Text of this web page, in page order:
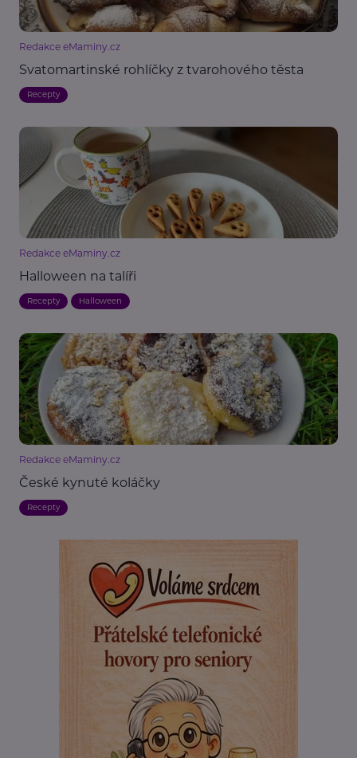
Redakce eMaminy.cz
Svatomartinské rohlíčky z tvarohového těsta
Recepty
Redakce eMaminy.cz
Halloween na talíři
Recepty Halloween
Redakce eMaminy.cz
České kynuté koláčky
Recepty